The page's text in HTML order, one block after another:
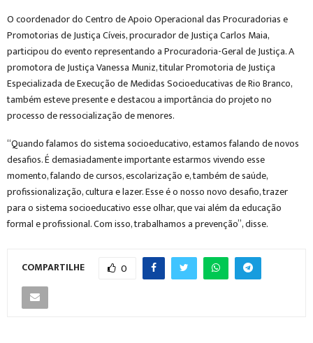
O coordenador do Centro de Apoio Operacional das Procuradorias e
Promotorias de Justiça Cíveis, procurador de Justiça Carlos Maia,
participou do evento representando a Procuradoria-Geral de Justiça. A
promotora de Justiça Vanessa Muniz, titular Promotoria de Justiça
Especializada de Execução de Medidas Socioeducativas de Rio Branco,
também esteve presente e destacou a importância do projeto no
processo de ressocialização de menores.
“Quando falamos do sistema socioeducativo, estamos falando de novos
desafios. É demasiadamente importante estarmos vivendo esse
momento, falando de cursos, escolarização e, também de saúde,
profissionalização, cultura e lazer. Esse é o nosso novo desafio, trazer
para o sistema socioeducativo esse olhar, que vai além da educação
formal e profissional. Com isso, trabalhamos a prevenção”, disse.
COMPARTILHE 0